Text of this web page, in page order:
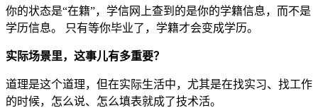
你的状态是“在籍”，学信网上查到的是你的学籍信息，而不是
学历信息。 只有等你毕业了，学籍才会变成学历。
实际场景里，这事儿有多重要？
道理是这个道理，但在实际生活中，尤其是在找实习、找工作
的时候，怎么说、怎么填表就成了技术活。